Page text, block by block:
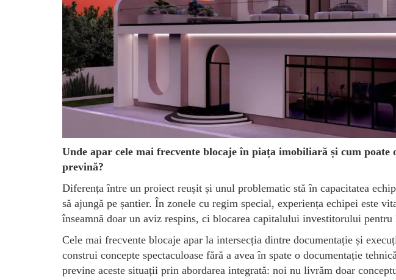
Unde apar cele mai frecvente blocaje în piața imobiliară și cum poate
prevină?
Diferența între un proiect reușit și unul problematic stă în capacitatea
să ajungă pe șantier. În zonele cu regim special, experiența echipei este
înseamnă doar un aviz respins, ci blocarea capitalului investitorului
Cele mai frecvente blocaje apar la intersecția dintre documentație și
construi concepte spectaculoase fără a avea în spate o documentație
previne aceste situații prin abordarea integrată: noi nu livrăm doar